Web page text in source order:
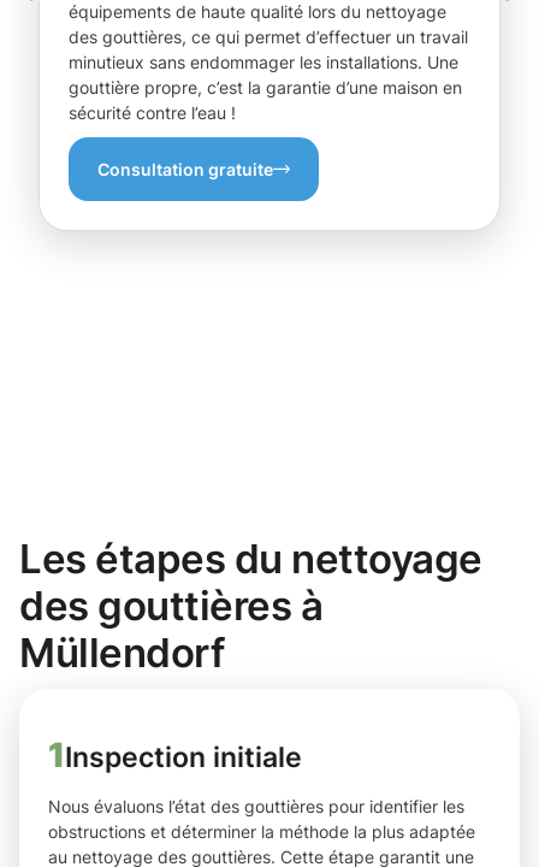
équipements de haute qualité lors du nettoyage
des gouttières, ce qui permet d’effectuer un travail
minutieux sans endommager les installations. Une
gouttière propre, c’est la garantie d’une maison en
sécurité contre l’eau !
Consultation gratuite
Les étapes du nettoyage
des gouttières à
Müllendorf
1Inspection initiale
Nous évaluons l’état des gouttières pour identifier les
obstructions et déterminer la méthode la plus adaptée
au nettoyage des gouttières. Cette étape garantit une